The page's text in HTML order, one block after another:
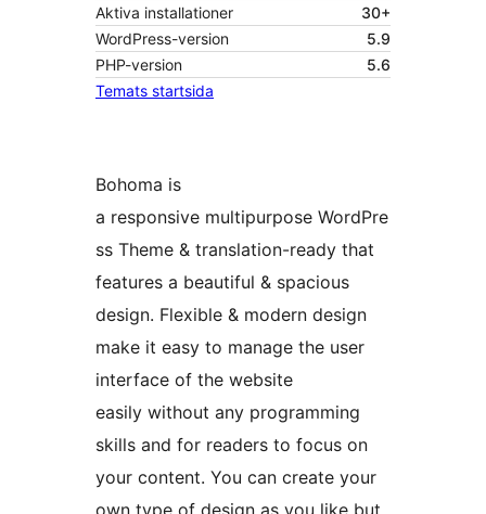
Aktiva installationer
30+
WordPress-version
5.9
PHP-version
5.6
Temats startsida
Bohoma is
a responsive multipurpose WordPre
ss Theme & translation-ready that
features a beautiful & spacious
design. Flexible & modern design
make it easy to manage the user
interface of the website
easily without any programming
skills and for readers to focus on
your content. You can create your